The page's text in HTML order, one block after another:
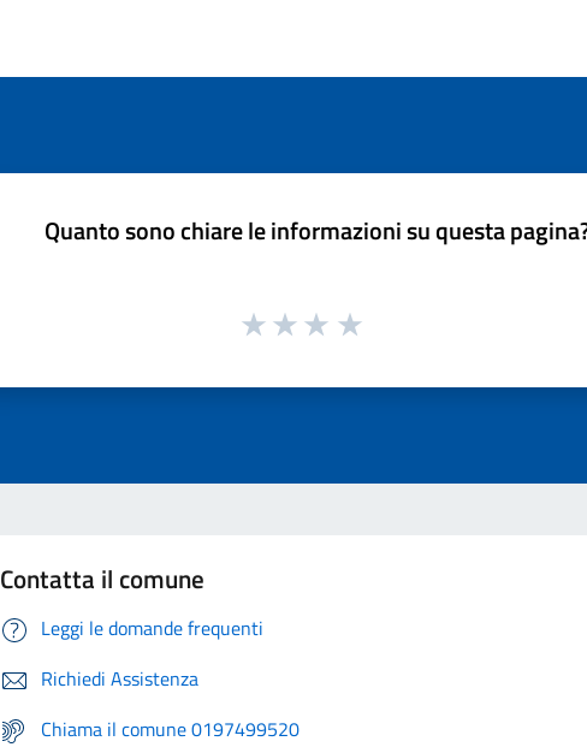
Quanto sono chiare le informazioni su questa
Contatta il comune
Leggi le domande frequenti
Richiedi Assistenza
Chiama il comune 0197499520